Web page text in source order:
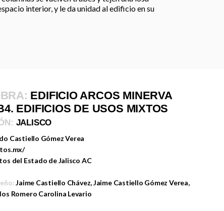
interior, y le da unidad al edificio en su
EDIFICIO ARCOS MINERVA
EDIFICIOS DE USOS MIXTOS
JALISCO
Castiello Gómez Verea
del Estado de Jalisco AC
Jaime Castiello Chávez, Jaime Castiello Gómez Verea,
Romero Carolina Levario